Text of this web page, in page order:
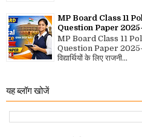
MP Board Class 11
Question Paper
MP Board Class 11
Question Paper 2025-
विद्यार्थियों के लिए राजनी...
यह ब्लॉग खोजें